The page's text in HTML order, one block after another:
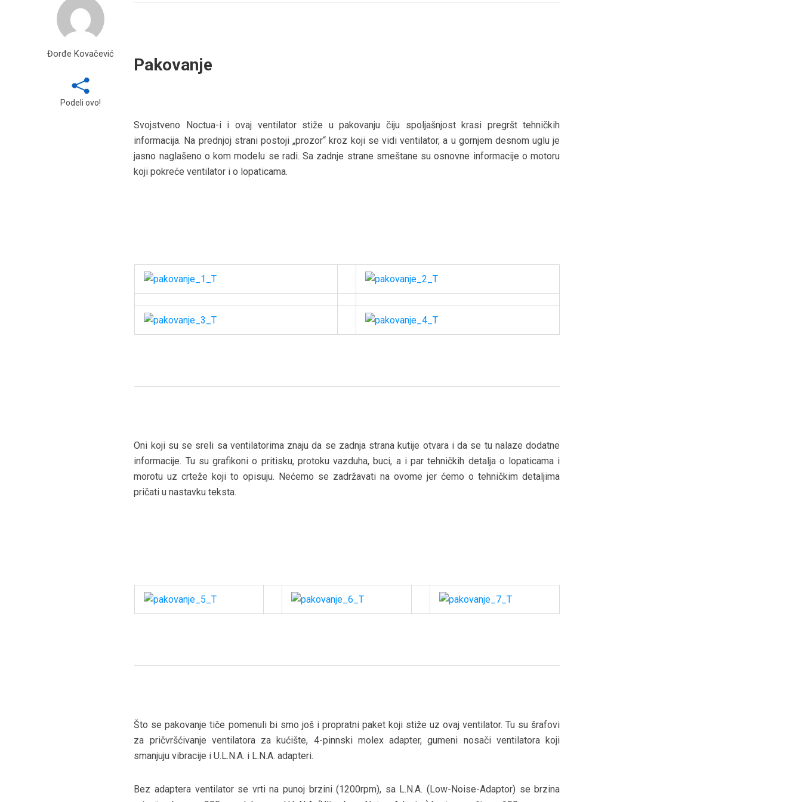
Đorđe Kovačević
Podeli ovo!
Pakovanje
Svojstveno Noctua-i i ovaj ventilator stiže u pakovanju čiju spoljašnjost krasi pregršt tehničkih
informacija. Na prednjoj strani postoji „prozor“ kroz koji se vidi ventilator, a u gornjem desnom uglu je
jasno naglašeno o kom modelu se radi. Sa zadnje strane smeštane su osnovne informacije o motoru
koji pokreće ventilator i o lopaticama.
Oni koji su se sreli sa ventilatorima znaju da se zadnja strana kutije otvara i da se tu nalaze dodatne
informacije. Tu su grafikoni o pritisku, protoku vazduha, buci, a i par tehničkih detalja o lopaticama i
morotu uz crteže koji to opisuju. Nećemo se zadržavati na ovome jer ćemo o tehničkim detaljima
pričati u nastavku teksta.
Što se pakovanje tiče pomenuli bi smo još i propratni paket koji stiže uz ovaj ventilator. Tu su šrafovi
za pričvršćivanje ventilatora za kućište, 4-pinnski molex adapter, gumeni nosači ventilatora koji
smanjuju vibracije i U.L.N.A. i L.N.A. adapteri.
Bez adaptera ventilator se vrti na punoj brzini (1200rpm), sa L.N.A. (Low-Noise-Adaptor) se brzina